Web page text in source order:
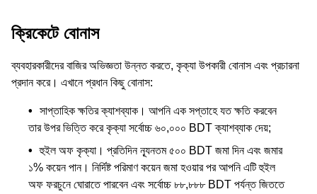
ক্রিকেটে বোনাস
ব্যবহারকারীদের বাজির অভিজ্ঞতা উন্নত করতে, কৃক্যা উপকারী বোনাস এবং প্রচারনা
প্রদান করে। এখানে প্রধান কিছু বোনাস:
সাপ্তাহিক ক্ষতির ক্যাশব্যাক। আপনি এক সপ্তাহে যত ক্ষতি করবেন
তার উপর ভিত্তি করে কৃক্যা সর্বোচ্চ ৬০,০০০ BDT ক্যাশব্যাক দেয়;
হুইল অফ কৃক্যা। প্রতিদিন ন্যূনতম ৫০০ BDT জমা দিন এবং জমার
১% কয়েন পান। নির্দিষ্ট পরিমাণ কয়েন জমা হওয়ার পর আপনি এটি হুইল
অফ ফরচুনে ঘোরাতে পারবেন এবং সর্বোচ্চ ৮৮,৮৮৮ BDT পর্যন্ত জিততে